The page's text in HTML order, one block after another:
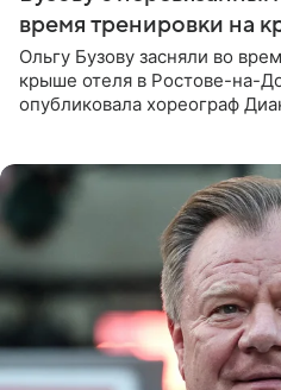
время тренировки на
Ольгу Бузову засняли во
крыше отеля в Ростове-на-
опубликовала хореограф